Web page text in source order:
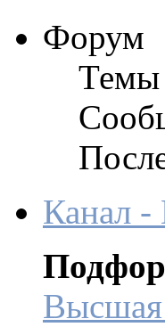
Форум
Темы
Канал
Высшая